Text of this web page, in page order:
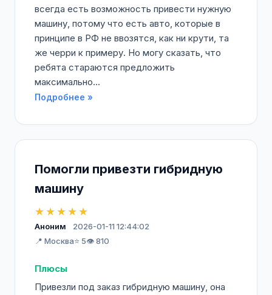
всегда есть возможность привести нужную
машину, потому что есть авто, которые в
принципе в РФ не ввозятся, как ни крути, та
же черри к примеру. Но могу сказать, что
ребята стараются предложить
максимально...
Подробнее »
Помогли привезти гибридную
машину
★★★★★
Аноним
2026-01-11 12:44:02
📍 Москва⭐ 5👁️ 810
Плюсы
Привезли под заказ гибридную машину, она